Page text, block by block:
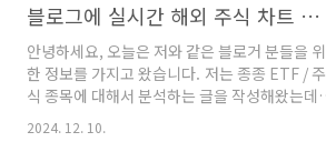
블로그에 실시간 해외 주식 차트 삽입하는 방법 (티스토리, 네이버 블로그, 워드프레스)
안녕하세요, 오늘은 저와 같은 블로거 분들을 위
한 정보를 가지고 왔습니다. 저는 종종 ETF / 주
식 종목에 대해서 분석하는 글을 작성해왔는데
요. 최근 미국 주식 종목 JOBY에 대한 글을 작성
하던 중 주식 차트 삽입의 필요성을 느껴 알아보
2024. 12. 10.